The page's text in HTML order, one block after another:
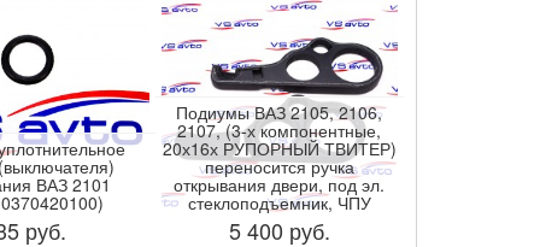
ВАЗ 2101
руб.
Подиумы ВАЗ 2105, 2106,
2107, (3-х компонентные,
20х16х РУПОРНЫЙ ТВИТЕР)
переносится ручка
открывания двери, под эл.
стеклоподъемник, ЧПУ
5 400 руб.